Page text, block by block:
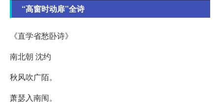
“高窗时动扉”全诗
《直学省愁卧诗》
南北朝 沈约
秋风吹广陌。
萧瑟入南闱。